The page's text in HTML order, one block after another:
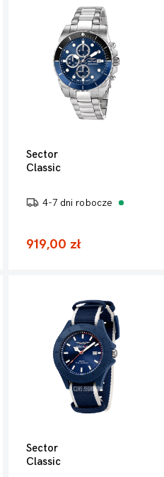
Sector
Classic
4-7 dni robocze
919,00 zł
Sector
Classic